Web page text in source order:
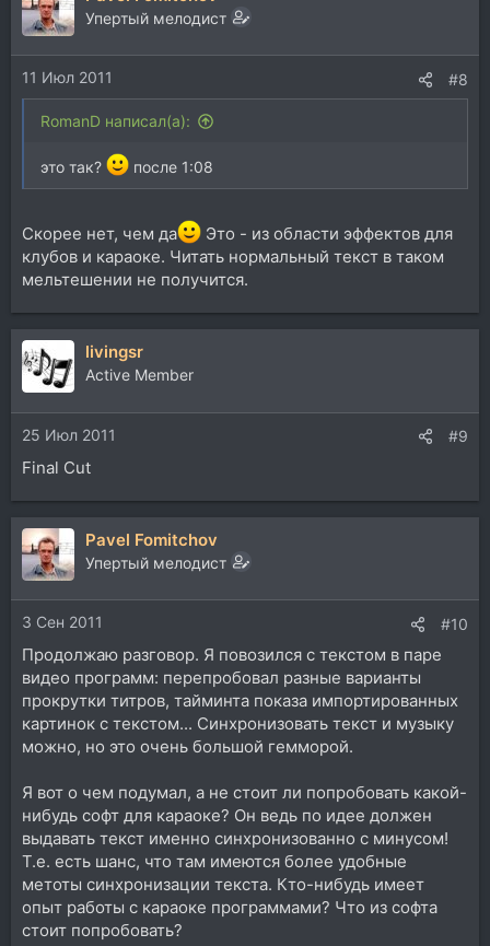
Упертый мелодист
11 Июл 2011 #8
RomanD написал(а):
это так? после 1:08
Скорее нет, чем да
Это - из области эффектов для
клубов и караоке. Читать нормальный текст в таком
мельтешении не получится.
livingsr
Active Member
25 Июл 2011 #9
Final Cut
Pavel Fomitchov
Упертый мелодист
3 Сен 2011 #10
Продолжаю разговор. Я повозился с текстом в паре
видео программ: перепробовал разные варианты
прокрутки титров, тайминта показа импортированных
картинок с текстом... Синхронизовать текст и музыку
можно, но это очень большой гемморой.
Я вот о чем подумал, а не стоит ли попробовать какой-
нибудь софт для караоке? Он ведь по идее должен
выдавать текст именно синхронизованно с минусом!
Т.е. есть шанс, что там имеются более удобные
метоты синхронизации текста. Кто-нибудь имеет
опыт работы с караоке программами? Что из софта
стоит попробовать?